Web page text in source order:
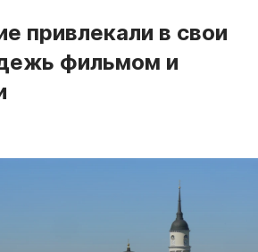
привлекали в свои
фильмом и